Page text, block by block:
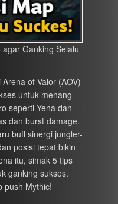
Ganking Selalu
of Valor (AOV)
untuk menang
seperti Yena dan
dan burst damage.
buff sinergi jungler-
posisi tepat bikin
itu, simak 5 tips
ganking sukses.
push Mythic!